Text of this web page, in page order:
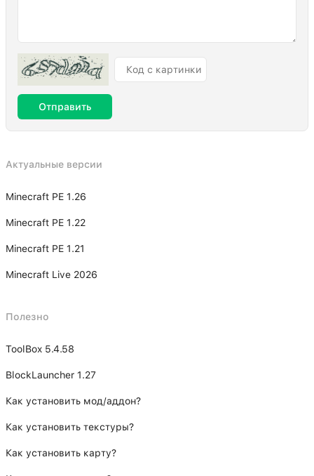
Отправить
Актуальные версии
Minecraft PE 1.26
Minecraft PE 1.22
Minecraft PE 1.21
Minecraft Live 2026
Полезно
ToolBox 5.4.58
BlockLauncher 1.27
Как установить мод/аддон?
Как установить текстуры?
Как установить карту?